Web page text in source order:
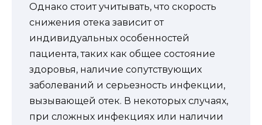
Однако стоит учитывать, что скорость
снижения отека зависит от
индивидуальных особенностей
пациента, таких как общее состояние
здоровья, наличие сопутствующих
заболеваний и серьезность инфекции,
вызывающей отек. В некоторых случаях,
при сложных инфекциях или наличии